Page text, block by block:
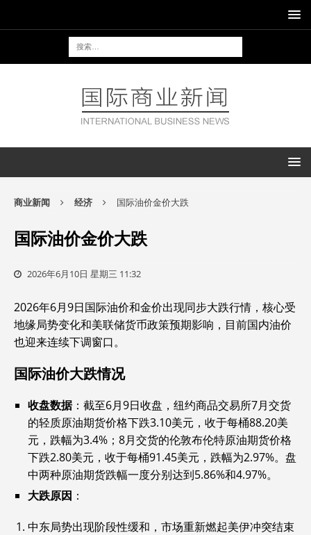
商业新闻 经济 国际油价金价大跌
国际油价金价大跌
2026年6月10日 星期三 11:32
2026年6月9日国际油价和金价出现同步大跌行情，核心受
地缘局势变化和美联储货币政策预期影响，目前国内油价
也迎来连续下调窗口。
国际油价大跌情况
收盘数据‌：截至6月9日收盘，纽约商品交易所7月交货
的轻质原油期货价格下跌3.10美元，收于每桶88.20美
元，跌幅为3.4%；8月交货的伦敦布伦特原油期货价格
下跌2.80美元，收于每桶91.45美元，跌幅为2.97%。盘
中两种原油期货跌幅一度分别达到5.86%和4.97%。
大跌原因 ‌：
中东局势出现阶段性缓和，市场重新燃起美伊冲突结束